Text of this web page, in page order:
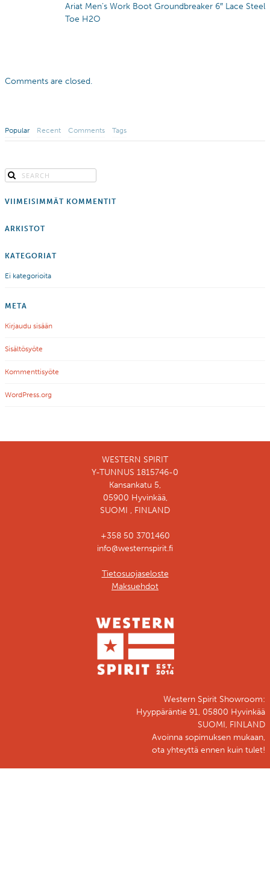
Ariat Men’s Work Boot Groundbreaker 6″ Lace Steel
Toe H2O
Comments are closed.
Popular Recent Comments Tags
VIIMEISIMMÄT KOMMENTIT
ARKISTOT
KATEGORIAT
Ei kategorioita
META
Kirjaudu sisään
Sisältösyöte
Kommenttisyöte
WordPress.org
WESTERN SPIRIT
Y-TUNNUS 1815746-0
Kansankatu 5,
05900 Hyvinkää,
SUOMI , FINLAND
+358 50 3701460
info@westernspirit.fi
Tietosuojaseloste
Maksuehdot
Western Spirit Showroom:
Hyyppäräntie 91, 05800 Hyvinkää
SUOMI, FINLAND
Avoinna sopimuksen mukaan,
ota yhteyttä ennen kuin tulet!